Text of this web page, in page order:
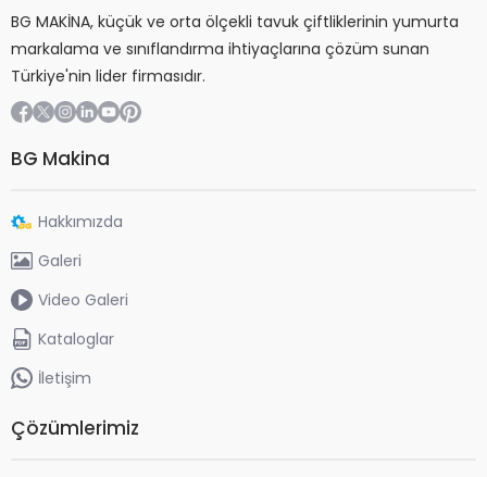
BG MAKİNA, küçük ve orta ölçekli tavuk çiftliklerinin yumurta
markalama ve sınıflandırma ihtiyaçlarına çözüm sunan
Türkiye'nin lider firmasıdır.
BG Makina
Hakkımızda
Galeri
Video Galeri
Kataloglar
İletişim
Çözümlerimiz